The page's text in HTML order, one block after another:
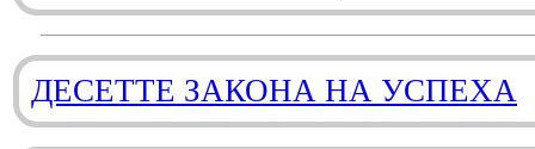
ДЕСЕТТЕ ЗАКОНА НА УСПЕХА